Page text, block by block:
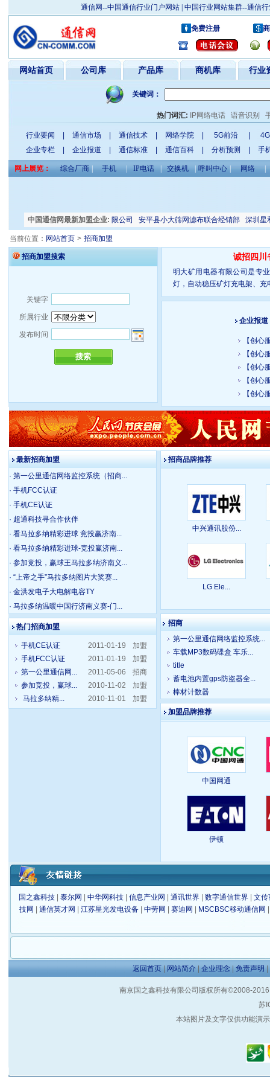
通信网--中国通信行业门户网站 | 中国行业网站集群--通信
免费注册
网站首页 公司库 产品库 商机库 行业
关键词：
热门词汇: IP网络电话 语音识别
行业要闻 通信市场 通信技术 网络学院 5G前沿
企业专栏
企业报道 通信标准 通信百科 分析预测 手
网上展览： 综合厂商 | 手机 | IP电话 | 交换机 | 呼叫中心 | 网络 |
中国通信网最新加盟企业:
电气有限公司 天津振威展览有限公司 安平县小大筛网滤布联合经销部 深圳星和
当前位置： 网站首页 > 招商加盟
招商加盟搜索
关键字
所属行业
发布时间
诚招四川
明大矿用电器有限公司是专
灯，自动稳压矿灯充电架、
企业报道
【创心
【创心
【创心
【创心
【创心
最新招商加盟
· 第一公里通信网络监控系统（招商...
· 手机FCC认证
· 手机CE认证
· 超通科技寻合作伙伴
· 看马拉多纳精彩进球 竞投赢济南...
· 看马拉多纳精彩进球-竞投赢济南...
· 参加竞投，赢球王马拉多纳济南义...
· “上帝之手”马拉多纳图片大奖赛...
· 金洪发电子大电解电容TY
· 马拉多纳温暖中国行济南义赛-门...
热门招商加盟
手机CE认证 2011-01-19
加盟
手机FCC认证
2011-01-19
加盟
第一公里通信网...
2011-05-06
招商
参加竞投，赢球...
2010-11-02
加盟
马拉多纳精...
2010-11-01 加盟
招商品牌推荐
中兴通讯股份...
LG Ele...
招商
第一公里通信网络监控系统...
车载MP3数码碟盒 车乐...
title
蓄电池内置gps防盗器全...
棒材计数器
加盟品牌推荐
中国网通
伊顿
国之鑫科技 泰尔网 中华网科技 信息产业网 通讯世界 数字通信世界
文传
技网
通信英才网 江苏星光发电设备| 中劳网 赛迪网 MSCBSC移动通信网
返回首页| 网站简介 | 企业理念 | 免责声明 |
南京国之鑫科技有限公司版权所有©2008-
苏
本站图片及文字仅供功能演